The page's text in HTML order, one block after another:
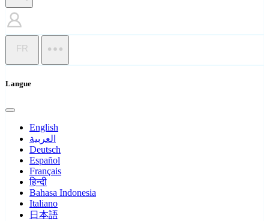
FR
Langue
English
العربية
Deutsch
Español
Français
हिन्दी
Bahasa Indonesia
Italiano
日本語